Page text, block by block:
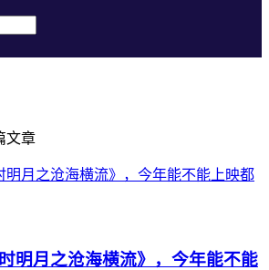
文章
明月之沧海横流》，今年能不能